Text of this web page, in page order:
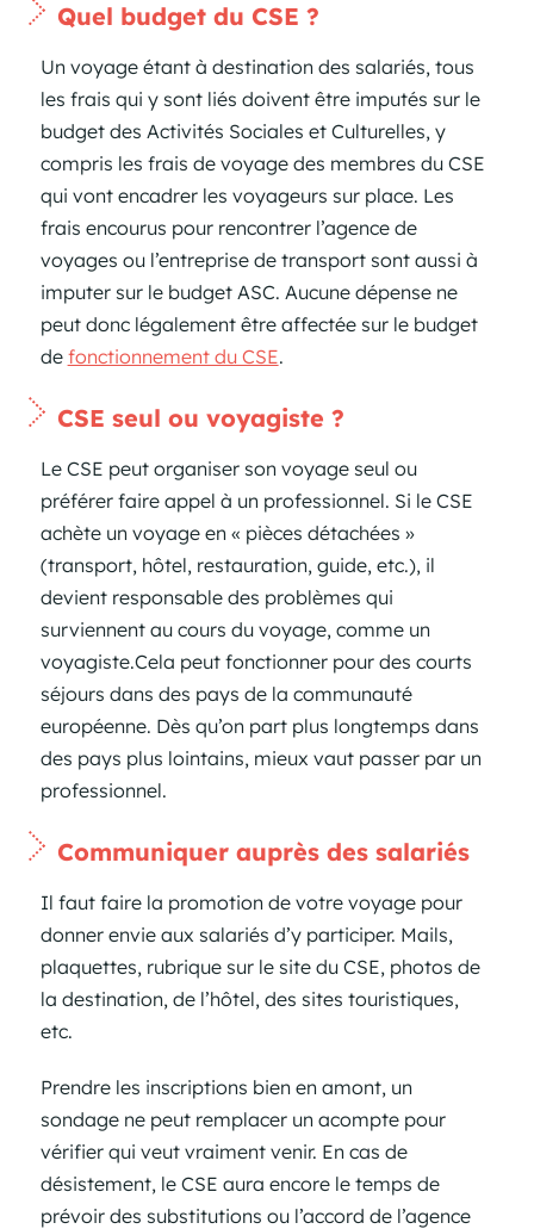
Quel budget du CSE ?
Un voyage étant à destination des salariés, tous
les frais qui y sont liés doivent être imputés sur le
budget des Activités Sociales et Culturelles, y
compris les frais de voyage des membres du CSE
qui vont encadrer les voyageurs sur place. Les
frais encourus pour rencontrer l’agence de
voyages ou l’entreprise de transport sont aussi à
imputer sur le budget ASC. Aucune dépense ne
peut donc légalement être affectée sur le budget
de fonctionnement du CSE.
CSE seul ou voyagiste ?
Le CSE peut organiser son voyage seul ou
préférer faire appel à un professionnel. Si le CSE
achète un voyage en « pièces détachées »
(transport, hôtel, restauration, guide, etc.), il
devient responsable des problèmes qui
surviennent au cours du voyage, comme un
voyagiste.Cela peut fonctionner pour des courts
séjours dans des pays de la communauté
européenne. Dès qu’on part plus longtemps dans
des pays plus lointains, mieux vaut passer par un
professionnel.
Communiquer auprès des salariés
Il faut faire la promotion de votre voyage pour
donner envie aux salariés d’y participer. Mails,
plaquettes, rubrique sur le site du CSE, photos de
la destination, de l’hôtel, des sites touristiques,
etc.
Prendre les inscriptions bien en amont, un
sondage ne peut remplacer un acompte pour
vérifier qui veut vraiment venir. En cas de
désistement, le CSE aura encore le temps de
prévoir des substitutions ou l’accord de l’agence